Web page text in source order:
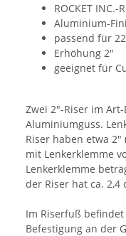
ROCKET INC.-
Aluminium-
passend für
Erhöhung 2"
geeignet für
Zwei 2"-Riser im
Aluminiumguss.
Riser haben etwa 2"
mit Lenkerklemme
Lenkerklemme
der Riser hat ca. 2,4
Im Riserfuß
Befestigung an der